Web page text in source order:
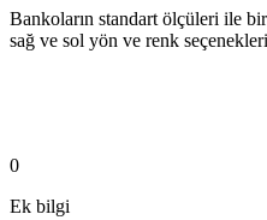
Bankoların standart ölçüleri ile
sağ ve sol yön ve renk
0
Ek bilgi